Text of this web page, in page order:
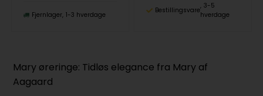
Fjernlager 1-3 hverdage
Bestillingsvare
3-5
hverdage
Mary øreringe: Tidløs elegance fra Mary af
Aagaard